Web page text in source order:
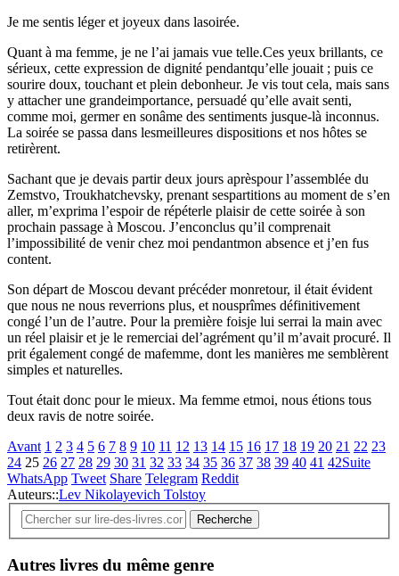
Je me sentis léger et joyeux dans lasoirée.
Quant à ma femme, je ne l’ai jamais vue telle.Ces yeux brillants, ce
sérieux, cette expression de dignité pendantqu’elle jouait ; puis ce
sourire doux, touchant et plein debonheur. Je vis tout cela, mais sans
y attacher une grandeimportance, persuadé qu’elle avait senti,
comme moi, germer en sonâme des sentiments jusque-là inconnus.
La soirée se passa dans lesmeilleures dispositions et nos hôtes se
retirèrent.
Sachant que je devais partir deux jours aprèspour l’assemblée du
Zemstvo, Troukhatchevsky, prenant sespartitions au moment de s’en
aller, m’exprima l’espoir de répéterle plaisir de cette soirée à son
prochain passage à Moscou. J’enconclus qu’il comprenait
l’impossibilité de venir chez moi pendantmon absence et j’en fus
content.
Son départ de Moscou devant précéder monretour, il était évident
que nous ne nous reverrions plus, et nousprîmes définitivement
congé l’un de l’autre. Pour la première foisje lui serrai la main avec
un réel plaisir et je le remerciai del’agrément qu’il m’avait procuré. Il
prit également congé de mafemme, dont les manières me semblèrent
simples et naturelles.
Tout était donc pour le mieux. Ma femme etmoi, nous étions tous
deux ravis de notre soirée.
Avant 1 2 3 4 5 6 7 8 9 10 11 12 13 14 15 16 17 18 19 20 21 22 23
24 25 26 27 28 29 30 31 32 33 34 35 36 37 38 39 40 41 42Suite
WhatsApp Tweet Share Telegram Reddit
Auteurs::Lev Nikolayevich Tolstoy
Recherche
Autres livres du même genre